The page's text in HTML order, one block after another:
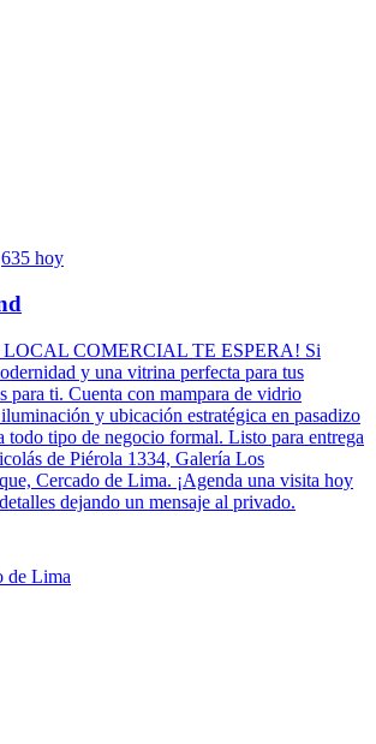
635 hoy
LOCAL COMERCIAL TE ESPERA! Si
y una vitrina perfecta para tus
para ti. Cuenta con mampara de vidrio
y ubicación estratégica en pasadizo
todo tipo de negocio formal. Listo para entrega
de Piérola 1334, Galería Los
Cercado de Lima. ¡Agenda una visita hoy
dejando un mensaje al privado.
de Lima